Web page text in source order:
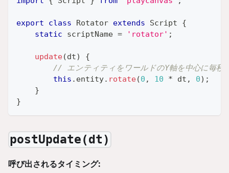
export class Rotator extends Script
{
static scriptName = 'rotator' ;
update(dt)
{
// エンティティをワールドのY軸を中心に毎秒
this . entity. rotate(0 , 10 * dt , 0) ;
}
}
postUpdate(dt)
呼び出されるタイミング: